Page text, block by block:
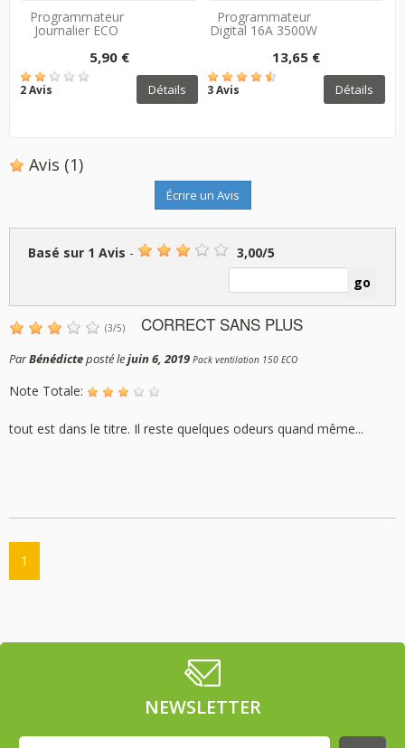
Programmateur
Journalier ECO
5,90 €
2 Avis Détails
Programmateur
Digital 16A 3500W
13,65 €
3 Avis Détails
Avis (1)
Écrire un Avis
Basé sur 1 Avis - 3,00/5
(3/5) CORRECT SANS PLUS
ParBénédicteposté lejuin 6, 2019 Pack ventilation 150 ECO
Note Totale:
tout est dans le titre. Il reste quelques odeurs quand même...
1
NEWSLETTER